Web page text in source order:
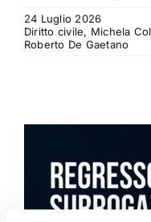
24 Luglio 2026
Diritto civile, Michela
Roberto De Gaetano